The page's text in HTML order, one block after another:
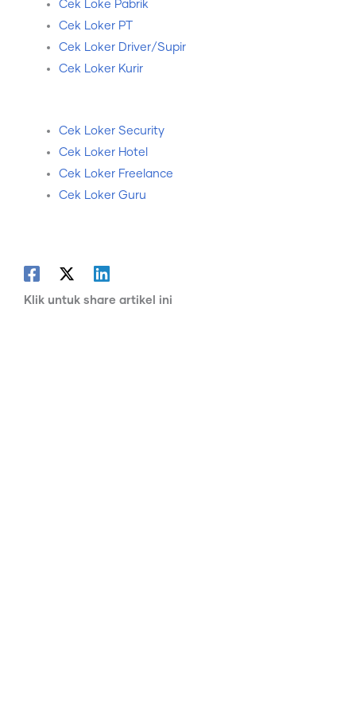
Cek Loke Pabrik
Cek Loker PT
Cek Loker Driver/Supir
Cek Loker Kurir
Cek Loker Security
Cek Loker Hotel
Cek Loker Freelance
Cek Loker Guru
Klik untuk share artikel ini